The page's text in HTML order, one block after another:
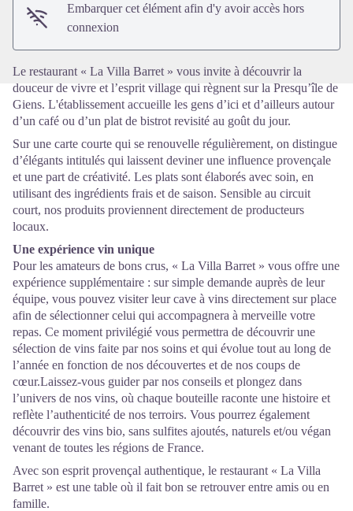
Embarquer cet élément afin d'y avoir accès hors
connexion
Le restaurant « La Villa Barret » vous invite à découvrir la
douceur de vivre et l’esprit village qui règnent sur la Presqu’île de
Giens. L'établissement accueille les gens d’ici et d’ailleurs autour
d’un café ou d’un plat de bistrot revisité au goût du jour.
Sur une carte courte qui se renouvelle régulièrement, on distingue
d’élégants intitulés qui laissent deviner une influence provençale
et une part de créativité. Les plats sont élaborés avec soin, en
utilisant des ingrédients frais et de saison. Sensible au circuit
court, nos produits proviennent directement de producteurs
locaux.
Une expérience vin unique
Pour les amateurs de bons crus, « La Villa Barret » vous offre une
expérience supplémentaire : sur simple demande auprès de leur
équipe, vous pouvez visiter leur cave à vins directement sur place
afin de sélectionner celui qui accompagnera à merveille votre
repas. Ce moment privilégié vous permettra de découvrir une
sélection de vins faite par nos soins et qui évolue tout au long de
l’année en fonction de nos découvertes et de nos coups de
cœur.Laissez-vous guider par nos conseils et plongez dans
l’univers de nos vins, où chaque bouteille raconte une histoire et
reflète l’authenticité de nos terroirs. Vous pourrez également
découvrir des vins bio, sans sulfites ajoutés, naturels et/ou végan
venant de toutes les régions de France.
Avec son esprit provençal authentique, le restaurant « La Villa
Barret » est une table où il fait bon se retrouver entre amis ou en
famille.